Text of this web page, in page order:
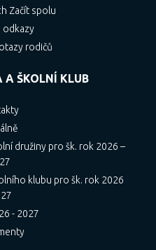
Začít spolu
odkazy
rodičů
A ŠKOLNÍ KLUB
družiny pro šk. rok 2026 –
klubu pro šk. rok 2026
- 2027